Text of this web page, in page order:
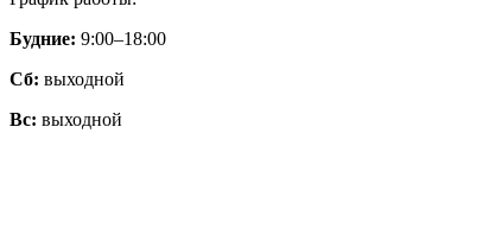
Будние: 9:00–18:00
Сб: выходной
Вс: выходной